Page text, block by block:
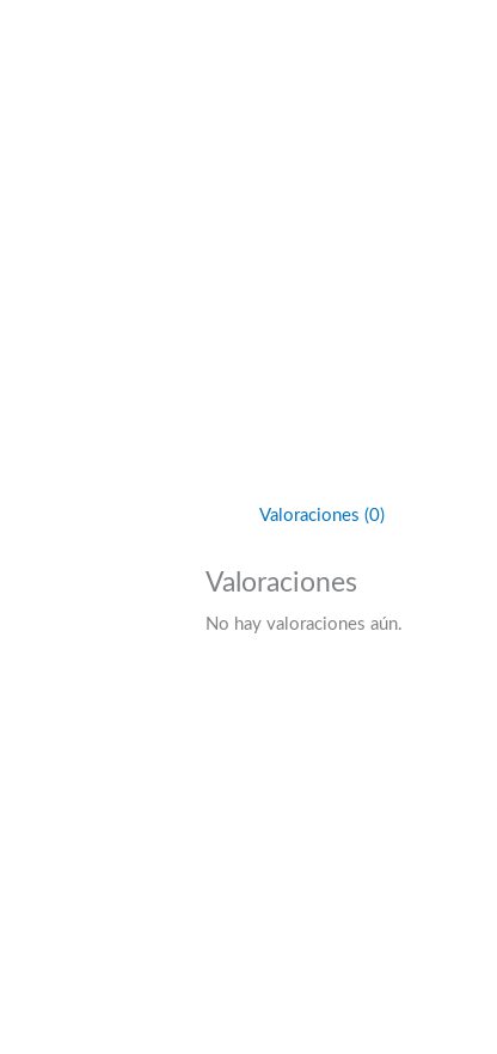
Valoraciones (0)
Valoraciones
No hay valoraciones aún.